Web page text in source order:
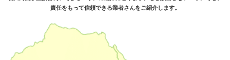
責任をもって信頼できる業者さんをご紹介します。